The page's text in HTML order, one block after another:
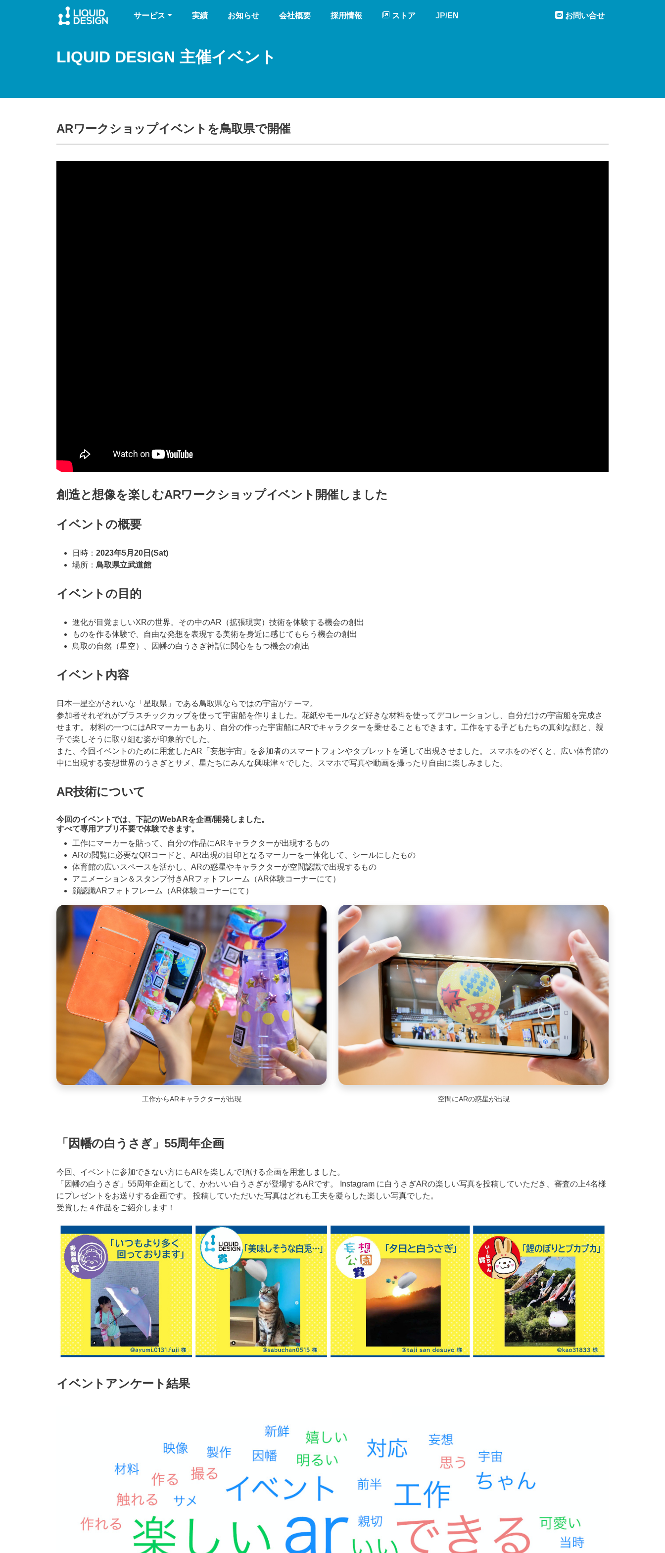
サービス 実績 お知らせ 会社概要 採用情報 ストア JP EN お問い合せ
LIQUID DESIGN 主催イベント
ARワークショップイベントを鳥取県で開催
創造と想像を楽しむARワークショップイベント開催しました
イベントの概要
日時： 2023年5月20日(Sat)
場所： 鳥取県立武道館
イベントの目的
進化が目覚ましいXRの世界。その中のAR（拡張現実）技術を体験する機会の創出
ものを作る体験で、自由な発想を表現する美術を身近に感じてもらう機会の創出
鳥取の自然（星空）、因幡の白うさぎ神話に関心をもつ機会の創出
イベント内容
日本一星空がきれいな「星取県」である鳥取県ならではの宇宙がテーマ。
参加者それぞれがプラスチックカップを使って宇宙船を作りました。花紙やモールなど好きな材料を使ってデコレーションし、自分だけの宇宙船を完成さ
せます。 材料の一つにはARマーカーもあり、自分の作った宇宙船にARでキャラクターを乗せることもできます。工作をする子どもたちの真剣な顔と、親
子で楽しそうに取り組む姿が印象的でした。
また、今回イベントのために用意したAR「妄想宇宙」を参加者のスマートフォンやタブレットを通して出現させました。 スマホをのぞくと、広い体育館の
中に出現する妄想世界のうさぎとサメ、星たちにみんな興味津々でした。スマホで写真や動画を撮ったり自由に楽しみました。
AR技術について
今回のイベントでは、下記のWebARを企画/開発しました。
すべて専用アプリ不要で体験できます。
工作にマーカーを貼って、自分の作品にARキャラクターが出現するもの
ARの閲覧に必要なQRコードと、AR出現の目印となるマーカーを一体化して、シールにしたもの
体育館の広いスペースを活かし、ARの惑星やキャラクターが空間認識で出現するもの
アニメーション＆スタンプ付きARフォトフレーム（AR体験コーナーにて）
顔認識ARフォトフレーム（AR体験コーナーにて）
工作からARキャラクターが出現 空間にARの惑星が出現
「因幡の白うさぎ」55周年企画
今回、イベントに参加できない方にもARを楽しんで頂ける企画を用意しました。
「因幡の白うさぎ」55周年企画として、かわいい白うさぎが登場するARです。 Instagram に白うさぎARの楽しい写真を投稿していただき、審査の上4名様
にプレゼントをお送りする企画です。 投稿していただいた写真はどれも工夫を凝らした楽しい写真でした。
受賞した４作品をご紹介します！
イベントアンケート結果